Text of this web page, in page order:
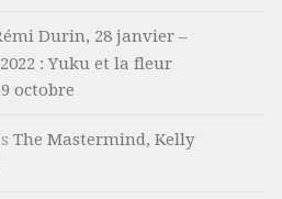
Durin, 28 janvier –
: Yuku et la fleur
octobre
The Mastermind, Kelly